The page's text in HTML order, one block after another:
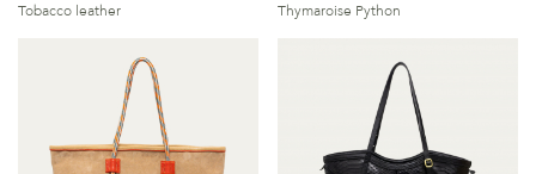
Tobacco leather
Thymaroise Python